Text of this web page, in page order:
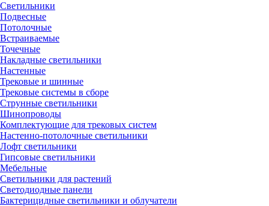
Светильники
Подвесные
Потолочные
Встраиваемые
Точечные
Накладные светильники
Настенные
Трековые и шинные
Трековые системы в сборе
Струнные светильники
Шинопроводы
Комплектующие для трековых систем
Настенно-потолочные светильники
Лофт светильники
Гипсовые светильники
Мебельные
Светильники для растений
Светодиодные панели
Бактерицидные светильники и облучатели